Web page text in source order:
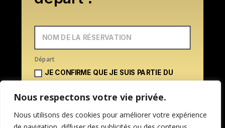
Nous respectons votre vie privée.
Nous utilisons des cookies pour améliorer votre expérience
Départ
JE CONFIRME QUE JE SUIS PARTIE DU